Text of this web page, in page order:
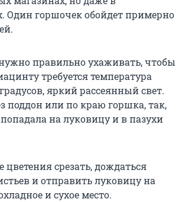
Один горшочек обойдет примерно
правильно ухаживать, чтобы
требуется температура
градусов, яркий рассеянный свет.
поддон или по краю горшка, так,
на луковицу и в пазухи
цветения срезать, дождаться
и отправить луковицу на
и сухое место.